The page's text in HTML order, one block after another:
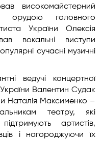
високомайстерний
орудою головного
України Олексія
вокальні виступи
сучасні музичні
ведучі концертної
Валентин Судак
Наталія Максименко –
театру, які
артистів,
і нагороджуючи їх